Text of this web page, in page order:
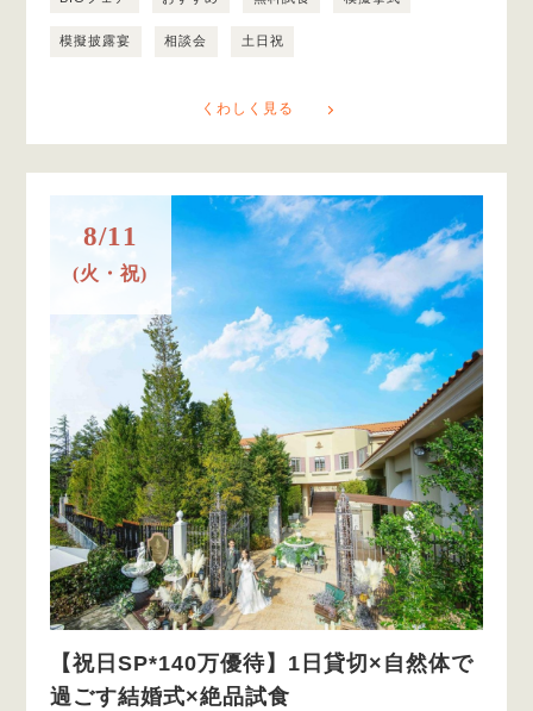
模擬披露宴 相談会 土日祝
くわしく見る
8/11
(火・祝)
【祝日SP*140万優待】1日貸切×自然体で
過ごす結婚式×絶品試食